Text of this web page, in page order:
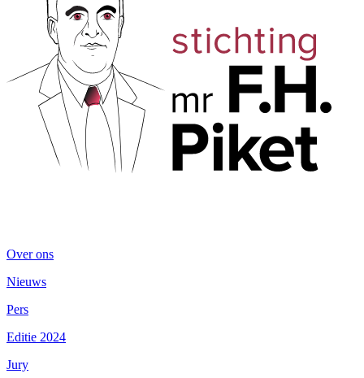
Over ons
Nieuws
Pers
Editie 2024
Jury